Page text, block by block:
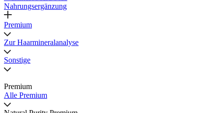
Nahrungsergänzung
Premium
Zur Haarmineralanalyse
Sonstige
Premium
Alle Premium